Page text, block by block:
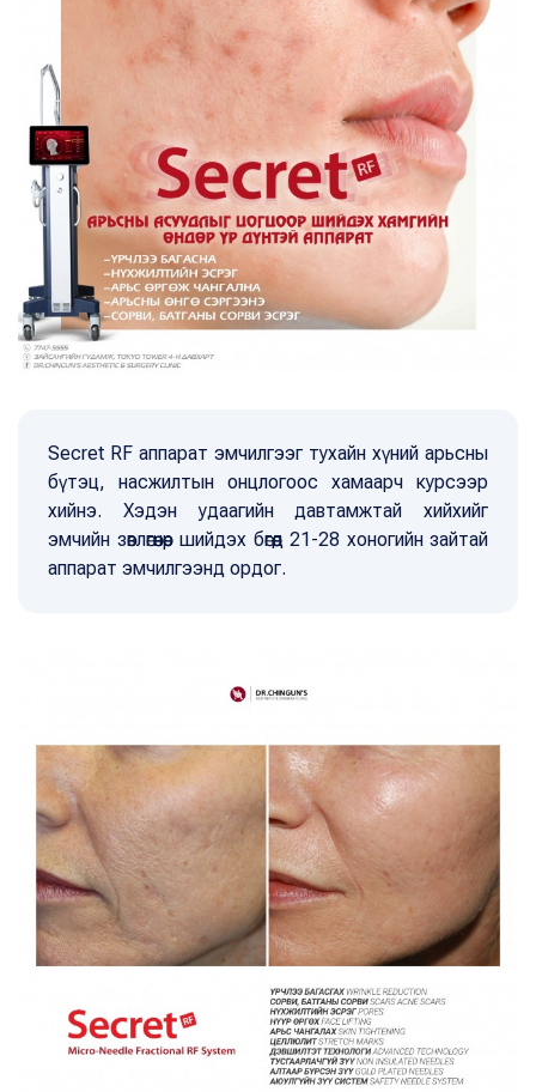
Secret RF аппарат эмчилгээг тухайн хүний арьсны
бүтэц, насжилтын онцлогоос хамаарч курсээр
хийнэ. Хэдэн удаагийн давтамжтай хийхийг
эмчийн зөвлөгөөнөөр шийдэх бөгөөд 21-28 хоногийн зайтай
аппарат эмчилгээнд ордог.